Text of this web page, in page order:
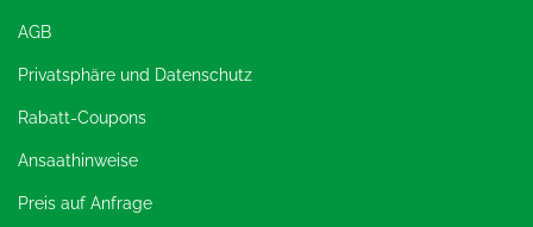
AGB
Privatsphäre und Datenschutz
Rabatt-Coupons
Ansaathinweise
Preis auf Anfrage